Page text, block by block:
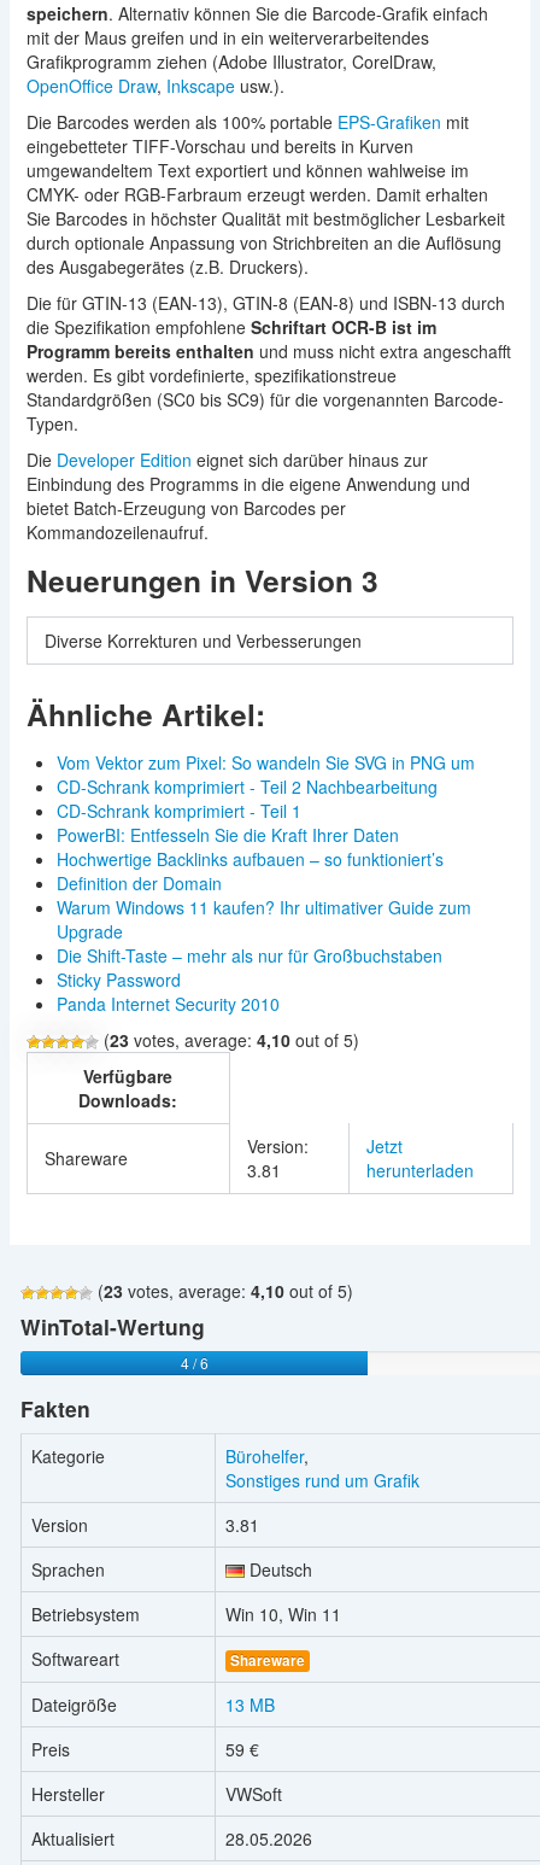
speichern. Alternativ können Sie die Barcode-Grafik einfach
mit der Maus greifen und in ein weiterverarbeitendes
Grafikprogramm ziehen (Adobe Illustrator, CorelDraw,
OpenOffice Draw, Inkscapeusw.).
Die Barcodes werden als 100% portable EPS-Grafiken mit
eingebetteter TIFF-Vorschau und bereits in Kurven
umgewandeltem Text exportiert und können wahlweise im
CMYK- oder RGB-Farbraum erzeugt werden. Damit erhalten
Sie Barcodes in höchster Qualität mit bestmöglicher Lesbarkeit
durch optionale Anpassung von Strichbreiten an die Auflösung
des Ausgabegerätes (z.B. Druckers).
Die für GTIN-13 (EAN-13), GTIN-8 (EAN-8) und ISBN-13 durch
die Spezifikation empfohleneSchriftart OCR-B ist im
Programm bereits enthalten und muss nicht extra angeschafft
werden. Es gibt vordefinierte, spezifikationstreue
Standardgrößen (SC0 bis SC9) für die vorgenannten Barcode-
Typen.
Die Developer Edition eignet sich darüber hinaus zur
Einbindung des Programms in die eigene Anwendung und
bietet Batch-Erzeugung von Barcodes per
Kommandozeilenaufruf.
Neuerungen in Version 3
Diverse Korrekturen und Verbesserungen
Ähnliche Artikel:
Vom Vektor zum Pixel: So wandeln Sie SVG in PNG um
CD-Schrank komprimiert - Teil 2 Nachbearbeitung
CD-Schrank komprimiert - Teil 1
PowerBI: Entfesseln Sie die Kraft Ihrer Daten
Hochwertige Backlinks aufbauen – so funktioniert’s
Definition der Domain
Warum Windows 11 kaufen? Ihr ultimativer Guide zum
Upgrade
Die Shift-Taste – mehr als nur für Großbuchstaben
Sticky Password
Panda Internet Security 2010
(23votes, average: 4,10out of 5)
Verfügbare
Downloads:
Shareware
Version:
3.81
Jetzt
herunterladen
(23votes, average: 4,10out of 5)
WinTotal-Wertung
4 / 6
Fakten
Kategorie Bürohelfer,
Sonstiges rund um Grafik
Version
3.81
Sprachen
Deutsch
Betriebsystem
Win 10, Win 11
Softwareart
Shareware
Dateigröße
13 MB
Preis
59 €
Hersteller
VWSoft
Aktualisiert
28.05.2026